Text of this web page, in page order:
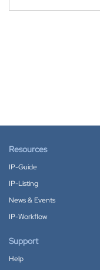
Resources
IP-Guide
IP-Listing
News & Events
IP-Workflow
Support
Help